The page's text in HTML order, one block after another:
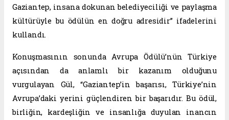
Gaziantep, insana dokunan belediyeciliği ve paylaşma
kültürüyle bu ödülün en doğru adresidir” ifadelerini
kullandı.
Konuşmasının sonunda Avrupa Ödülü’nün Türkiye
açısından da anlamlı bir kazanım olduğunu
vurgulayan Gül, “Gaziantep’in başarısı, Türkiye’nin
Avrupa’daki yerini güçlendiren bir başarıdır. Bu ödül,
birliğin, kardeşliğin ve insanlığa duyulan inancın